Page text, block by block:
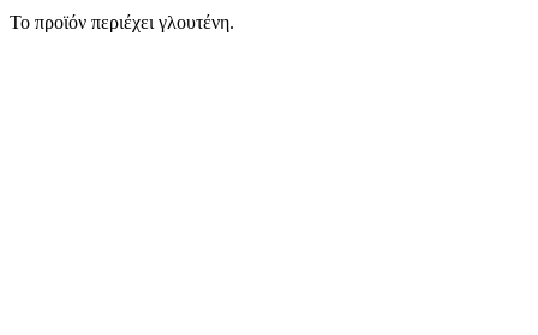
Το προϊόν περιέχει γλουτένη.